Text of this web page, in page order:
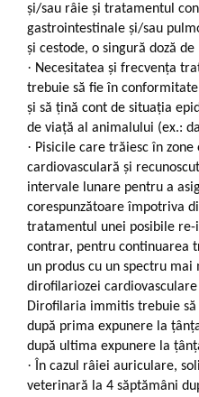
și/sau râie și tratamentul
gastrointestinale și/sau
și cestode, o singură doză
· Necesitatea și frecvența
trebuie să fie în
și să țină cont de situația
de viață al animalului (ex.:
· Pisicile care trăiesc în
cardiovasculară și
intervale lunare pentru a
corespunzătoare împotriva
tratamentul unei posibile re-
contrar, pentru continuarea
un produs cu un spectru
dirofilariozei
Dirofilaria immitis trebuie
după prima expunere la
după ultima expunere la
· În cazul râiei auriculare,
veterinară la 4 săptămâni